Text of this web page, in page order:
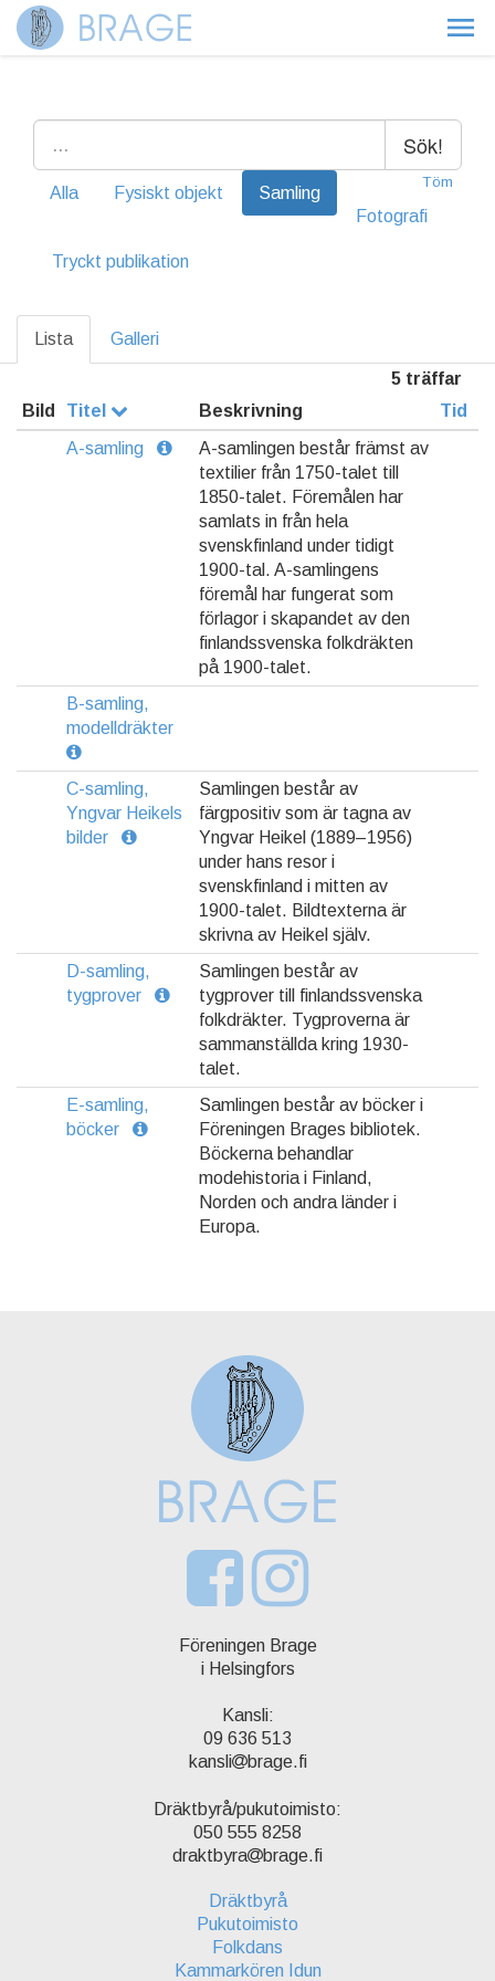
Sök!
Töm
Alla Fysiskt objekt
Samling
Fotografi
Tryckt publikation
Lista Galleri
5 träffar
Bild
Titel Beskrivning
Tid
A-samling
A-samlingen består främst av
textilier från 1750-talet till
1850-talet. Föremålen har
samlats in från hela
svenskfinland under tidigt
1900-tal. A-samlingens
föremål har fungerat som
förlagor i skapandet av den
finlandssvenska folkdräkten
på 1900-talet.
B-samling,
modelldräkter
C-samling,
Yngvar Heikels
bilder
Samlingen består av
färgpositiv som är tagna av
Yngvar Heikel (1889–1956)
under hans resor i
svenskfinland i mitten av
1900-talet. Bildtexterna är
skrivna av Heikel själv.
D-samling,
tygprover
Samlingen består av
tygprover till finlandssvenska
folkdräkter. Tygproverna är
sammanställda kring 1930-
talet.
E-samling,
böcker
Samlingen består av böcker i
Föreningen Brages bibliotek.
Böckerna behandlar
modehistoria i Finland,
Norden och andra länder i
Europa.
Föreningen Brage
i Helsingfors
Kansli:
09 636 513
kansli
brage.fi
Dräktbyrå/pukutoimisto:
050 555 8258
draktbyra
brage.fi
Dräktbyrå
Pukutoimisto
Folkdans
Kammarkören Idun